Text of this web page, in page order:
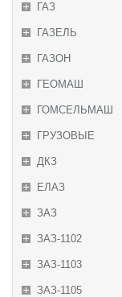
ГАЗ
ГАЗЕЛЬ
ГАЗОН
ГЕОМАШ
ГОМСЕЛЬМАШ
ГРУЗОВЫЕ
ДКЗ
ЕЛАЗ
ЗАЗ
ЗАЗ-1102
ЗАЗ-1103
ЗАЗ-1105